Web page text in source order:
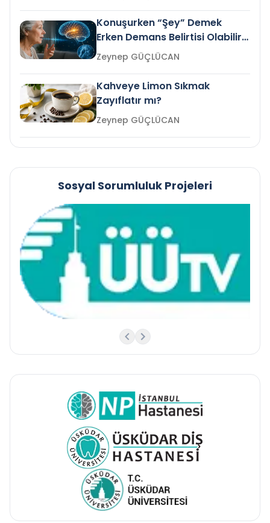
Konuşurken “Şey” Demek
Erken Demans Belirtisi Olabilir
mi?
Zeynep GÜÇLÜCAN
Kahveye Limon Sıkmak
Zayıflatır mı?
Zeynep GÜÇLÜCAN
Sosyal Sorumluluk Projeleri